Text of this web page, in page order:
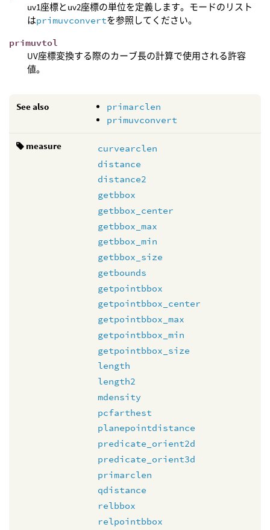
uv1座標とuv2座標の単位を定義します。モードのリスト
はprimuvconvertを参照してください。
primuvtol
UV座標変換する際のカーブ長の計算で使用される許容
値。
See also
primarclen
primuvconvert
measure
curvearclen
distance
distance2
getbbox
getbbox_center
getbbox_max
getbbox_min
getbbox_size
getbounds
getpointbbox
getpointbbox_center
getpointbbox_max
getpointbbox_min
getpointbbox_size
length
length2
mdensity
pcfarthest
planepointdistance
predicate_orient2d
predicate_orient3d
primarclen
qdistance
relbbox
relpointbbox